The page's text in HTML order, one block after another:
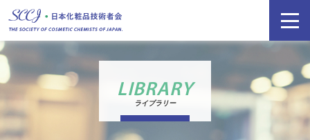
LIBRARY
ライブラリー